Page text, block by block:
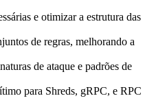
e otimizar a estrutura das
de regras, melhorando a
de ataque e padrões de
para Shreds, gRPC, e RPC